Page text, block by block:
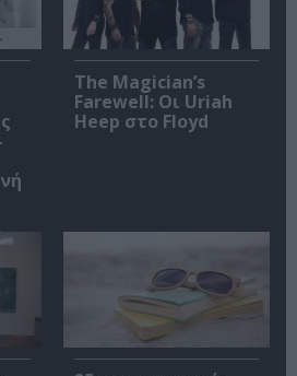
The Magician’s
Farewell: Οι Uriah
Heep στο Floyd